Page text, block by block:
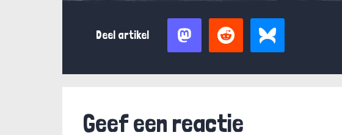
Deel artikel
Geef een reactie